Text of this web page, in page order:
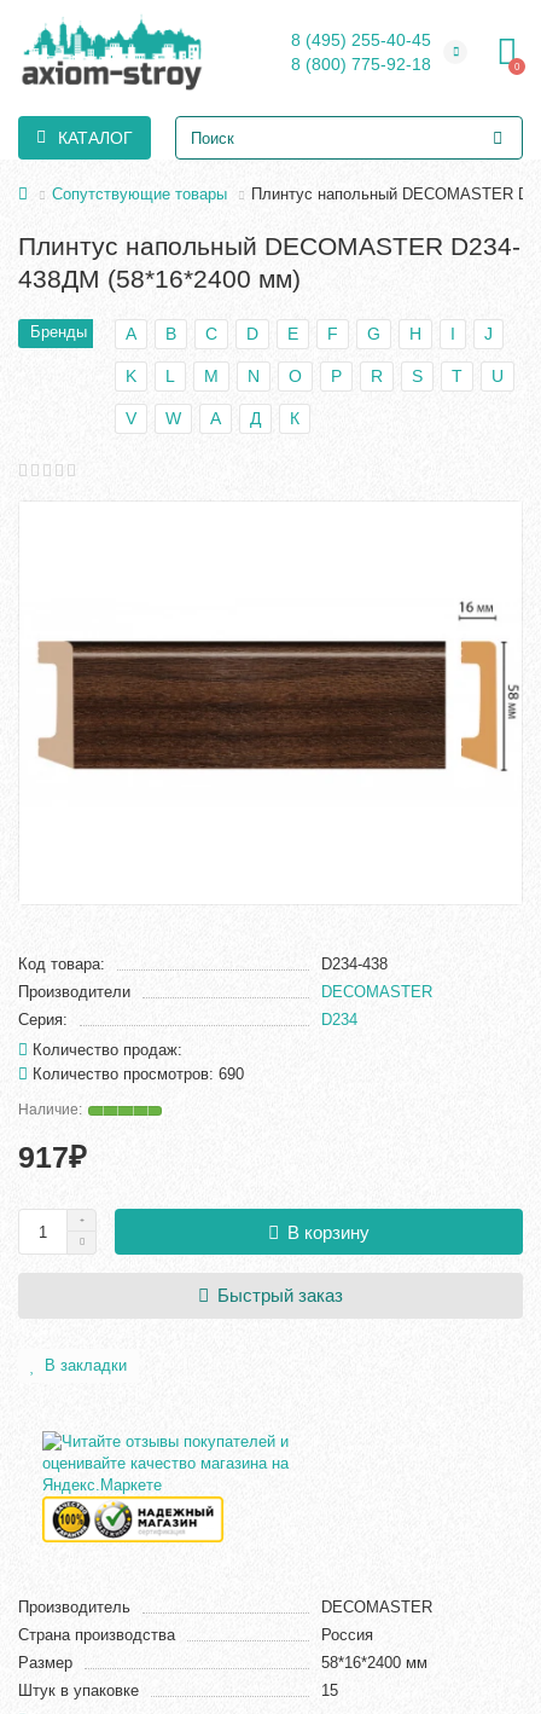
8 (495) 255-40-45
8 (800) 775-92-18
0
КАТАЛОГ
Сопутствующие товары Плинтус напольный DECOMASTER
Плинтус напольный DECOMASTER D234-
438ДМ (58*16*2400 мм)
Бренды A B C D E F G H I J
K L M N O P R S T U
V W А Д К
Код товара:
D234-438
Производители
DECOMASTER
Серия:
D234
Количество продаж:
Количество просмотров: 690
917₽
В корзину
Быстрый заказ
В закладки
Производитель
DECOMASTER
Страна производства
Россия
Размер
58*16*2400 мм
Штук в упаковке
15